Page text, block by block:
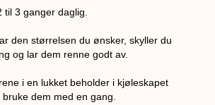
til 3 ganger daglig.
den størrelsen du ønsker, skyller du
og lar dem renne godt av.
i en lukket beholder i kjøleskapet
dem med en gang.